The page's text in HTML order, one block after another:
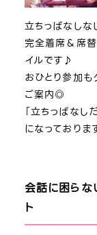
立ちっぱなしな
完全着席＆席
イルです♪
おひとり参加
ご案内◎
「立ちっぱな
になっておりま
会話に困らな
ト